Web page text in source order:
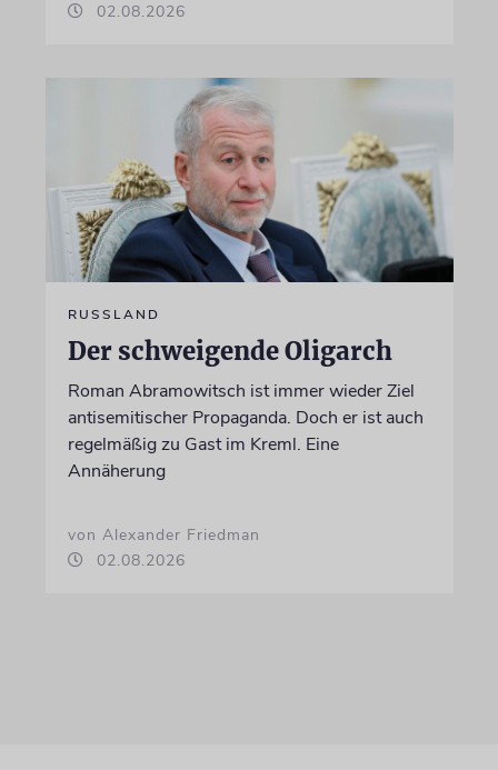
02.08.2026
RUSSLAND
Der schweigende Oligarch
Roman Abramowitsch ist immer wieder Ziel
antisemitischer Propaganda. Doch er ist auch
regelmäßig zu Gast im Kreml. Eine
Annäherung
von Alexander Friedman
02.08.2026